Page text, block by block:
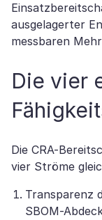
ausgelagerter
messbaren
Die vier
Die CRA-
vier Ströme
Transparenz
SBOM-